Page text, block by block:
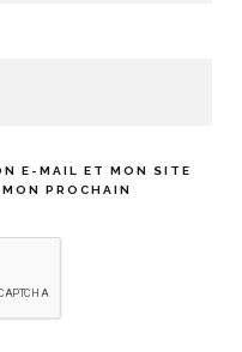
E-MAIL ET MON SITE
PROCHAIN